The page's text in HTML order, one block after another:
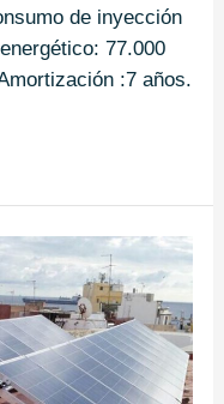
de inyección
77.000
:7 años.